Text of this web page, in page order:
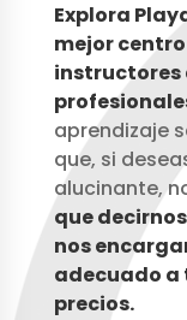
Explora
mejor
instructores
aprendizaje
que, si
alucinante,
que
nos
adecuado a
precios.